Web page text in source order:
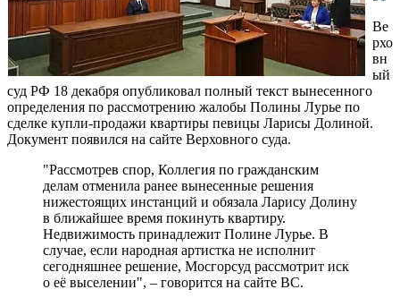
Ве
рхо
вн
ый
суд РФ 18 декабря опубликовал полный текст вынесенного
определения по рассмотрению жалобы Полины Лурье по
сделке купли-продажи квартиры певицы Ларисы Долиной.
Документ появился на сайте Верховного суда.
"Рассмотрев спор, Коллегия по гражданским
делам отменила ранее вынесенные решения
нижестоящих инстанций и обязала Ларису Долину
в ближайшее время покинуть квартиру.
Недвижимость принадлежит Полине Лурье. В
случае, если народная артистка не исполнит
сегодняшнее решение, Мосгорсуд рассмотрит иск
о её выселении", – говорится на сайте ВС.